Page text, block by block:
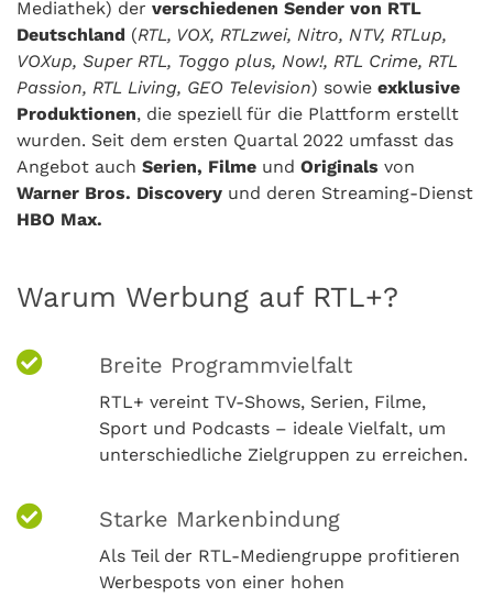
Mediathek) der verschiedenen Sender von RTL
Deutschland (RTL, VOX, RTLzwei, Nitro, NTV, RTLup,
VOXup, Super RTL, Toggo plus, Now!, RTL Crime, RTL
Passion, RTL Living, GEO Television) sowie exklusive
Produktionen, die speziell für die Plattform erstellt
wurden. Seit dem ersten Quartal 2022 umfasst das
Angebot auch Serien, Filme und Originals von
Warner Bros. Discovery und deren Streaming-Dienst
HBO Max.
Warum Werbung auf RTL+?
Breite Programmvielfalt
RTL+ vereint TV-Shows, Serien, Filme,
Sport und Podcasts – ideale Vielfalt, um
unterschiedliche Zielgruppen zu erreichen.
Starke Markenbindung
Als Teil der RTL-Mediengruppe profitieren
Werbespots von einer hohen